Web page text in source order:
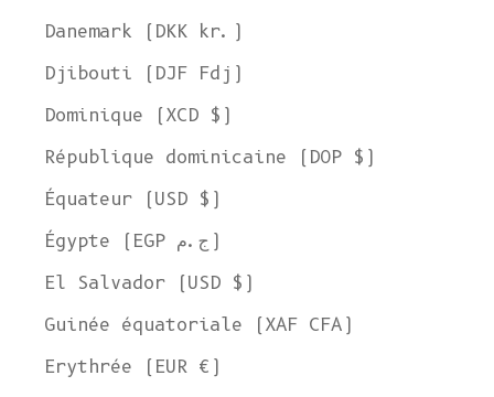
Danemark (DKK kr.)
Djibouti (DJF Fdj)
Dominique (XCD $)
République dominicaine (DOP $)
Équateur (USD $)
Égypte (EGP ج.م)
El Salvador (USD $)
Guinée équatoriale (XAF CFA)
Erythrée (EUR €)